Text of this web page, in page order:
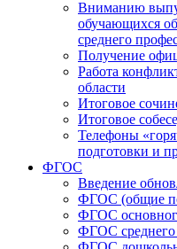
Вниманию
обучающихся
среднего
Получение
Работа
области
Итоговое
Итоговое
Телефоны
подготовки и
ФГОС
Введение
ФГОС (общие
ФГОС
ФГОС среднего